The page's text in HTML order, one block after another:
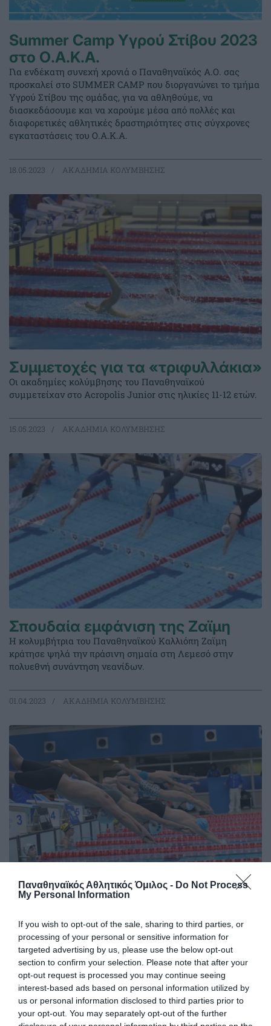
Παναθηναϊκός Αθλητικός Όμιλος - Do Not Process
My Personal Information
If you wish to opt-out of the sale, sharing to third parties, or
processing of your personal or sensitive information for
targeted advertising by us, please use the below opt-out
section to confirm your selection. Please note that after your
opt-out request is processed you may continue seeing
interest-based ads based on personal information utilized by
us or personal information disclosed to third parties prior to
your opt-out. You may separately opt-out of the further
Summer Camp Υγρού Στίβου 2023
στο Ο.Α.Κ.Α.
Για ενδέκατη συνεχή χρονιά ο Παναθηναϊκός Α.Ο. σας
προσκαλεί στο SUMMER CAMP που διοργανώνει το τμήμα
Υγρού Στίβου της ομάδας, για να αθληθούμε, να
διασκεδάσουμε και να χαρούμε μέσα από πολλές και
διαφορετικές αθλητικές δραστηριότητες στις σύγχρονες
εγκαταστάσεις του Ο.Α.Κ.Α.
18.05.2023 ΑΚΑΔΗΜΙΑ ΚΟΛΥΜΒΗΣΗΣ
Συμμετοχές για τα «τριφυλλάκια»
Οι ακαδημίες κολύμβησης του Παναθηναϊκού
συμμετείχαν στο Acropolis Junior στις ηλικίες 11-12 ετών.
15.05.2023 ΑΚΑΔΗΜΙΑ ΚΟΛΥΜΒΗΣΗΣ
Σπουδαία εμφάνιση της Ζαϊμη
Η κολυμβήτρια του Παναθηναϊκού Καλλιόπη Ζαϊμη
κράτησε ψηλά την πράσινη σημαία στη Λεμεσό στην
πολυεθνή συνάντηση νεανίδων.
01.04.2023 ΑΚΑΔΗΜΙΑ ΚΟΛΥΜΒΗΣΗΣ
Με πράσινες παρουσίες τα
Συνεχίζεται η αγωνιστική δράση για τα τμήματα υγρού
στίβου του Παναθηναϊκού με αρκετές συμμετοχές για τα
«τριφυλλάκια» στο χειμερινό πρωτάθλημα Παμπαίδων
Παγκορασίδων.
11.02.2023 ΑΚΑΔΗΜΙΑ ΚΟΛΥΜΒΗΣΗΣ